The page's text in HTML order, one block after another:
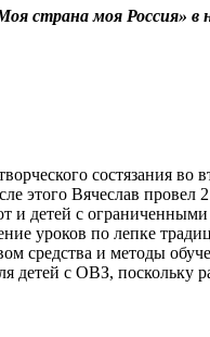
страна моя
состязания во
этого Вячеслав
и детей с
уроков по лепке
средства и методы
детей с ОВЗ,